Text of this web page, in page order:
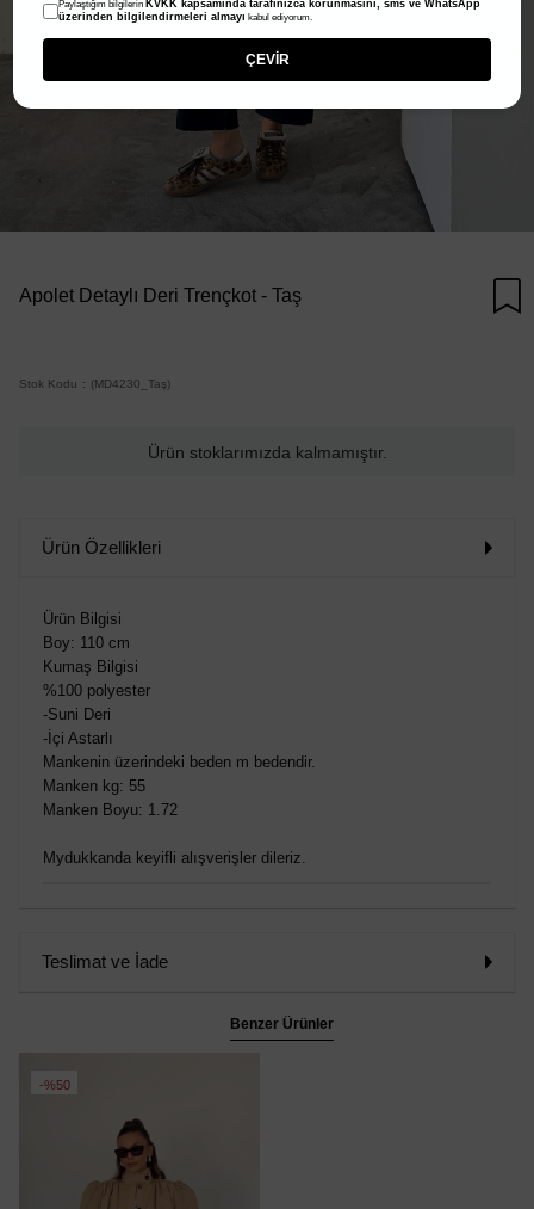
Apolet Detaylı Deri Trençkot - Taş
Stok Kodu (MD4230_Taş)
Ürün stoklarımızda kalmamıştır.
Ürün Özellikleri
Ürün Bilgisi
Boy: 110 cm
Kumaş Bilgisi
%100 polyester
-Suni Deri
-İçi Astarlı
Mankenin üzerindeki beden m bedendir.
Manken kg: 55
Manken Boyu: 1.72
Mydukkanda keyifli alışverişler dileriz.
Teslimat ve İade
Benzer Ürünler
%50
Paylaştığım bilgilerin KVKK kapsamında tarafınızca korunmasını, sms ve WhatsApp
üzerinden bilgilendirmeleri almayı kabul ediyorum.
ÇEVİR